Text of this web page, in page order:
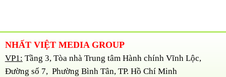
NHẤT VIỆT MEDIA GROUP
VP1: Tầng 3, Tòa nhà Trung tâm Hành chính Vĩnh Lộc,
Đường số 7, Phường Bình Tân, TP. Hồ Chí Minh